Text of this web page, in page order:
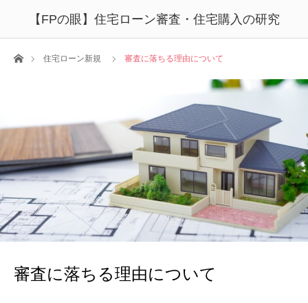
【FPの眼】住宅ローン審査・住宅購入の研究
ホーム住宅ローン新規 審査に落ちる理由について
審査に落ちる理由について